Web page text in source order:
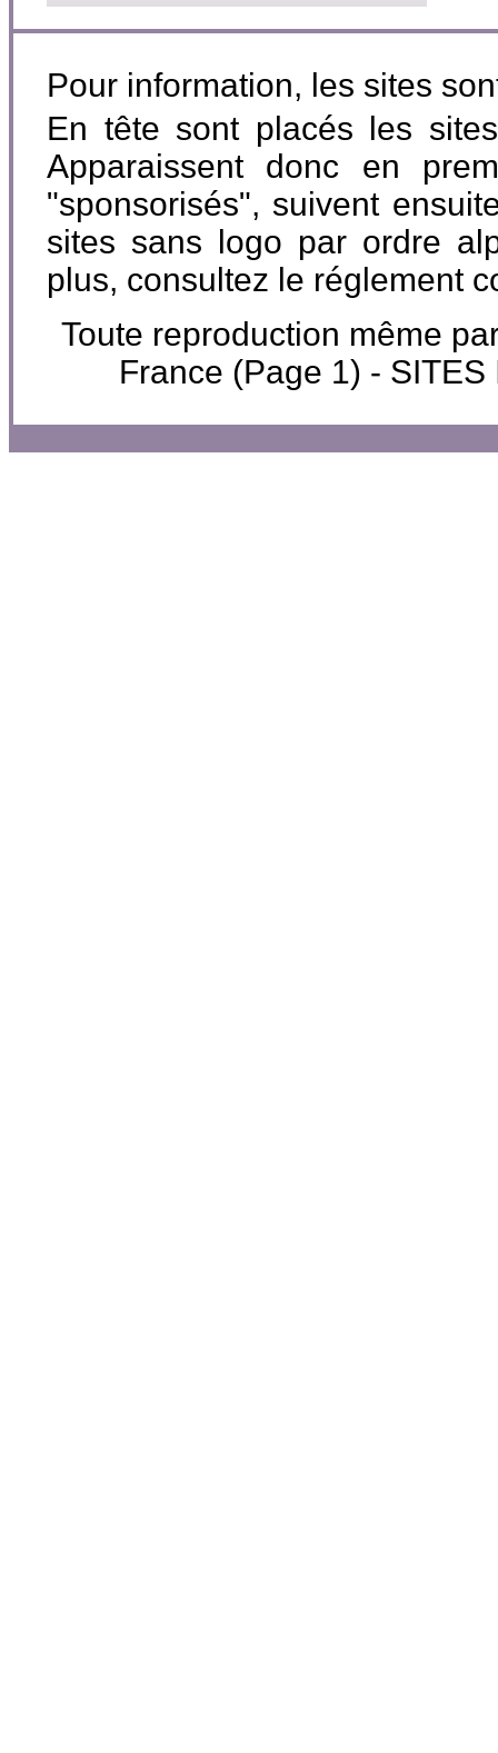
Pour information, les sites
En tête sont placés les
Apparaissent donc en
"sponsorisés", suivent
sites sans logo par ordre
plus, consultez le réglement
Toute reproduction même
France (Page 1) -